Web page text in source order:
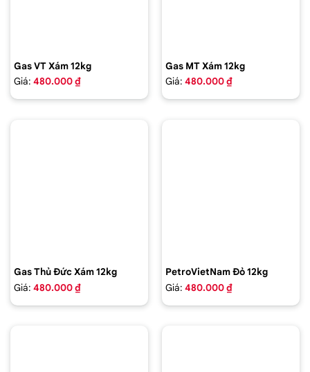
Gas VT Xám 12kg
Giá: 480.000 ₫
Gas MT Xám 12kg
Giá: 480.000 ₫
Gas Thủ Đức Xám 12kg
Giá: 480.000 ₫
PetroVietNam Đỏ 12kg
Giá: 480.000 ₫